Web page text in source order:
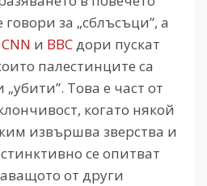
за „сблъсъци”, а
CNN и BBC дори пускат
палестинците са
„убити”. Това е част от
когато някой
извършва зверства и
се опитват
от други